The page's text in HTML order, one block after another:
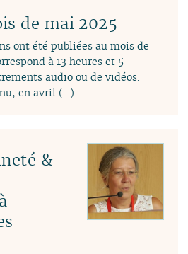
de mai 2025
ont été publiées au mois de
à 13 heures et 5
audio ou de vidéos.
en avril (…)
&